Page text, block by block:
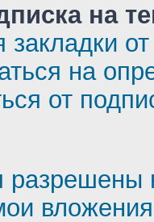
на
на
от
разрешены